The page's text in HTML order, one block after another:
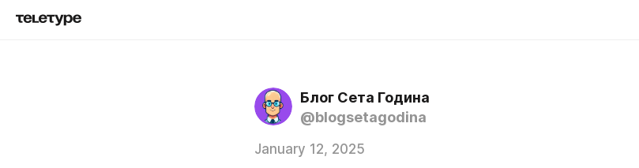
Блог Сета Година
@blogsetagodina
January 12, 2025